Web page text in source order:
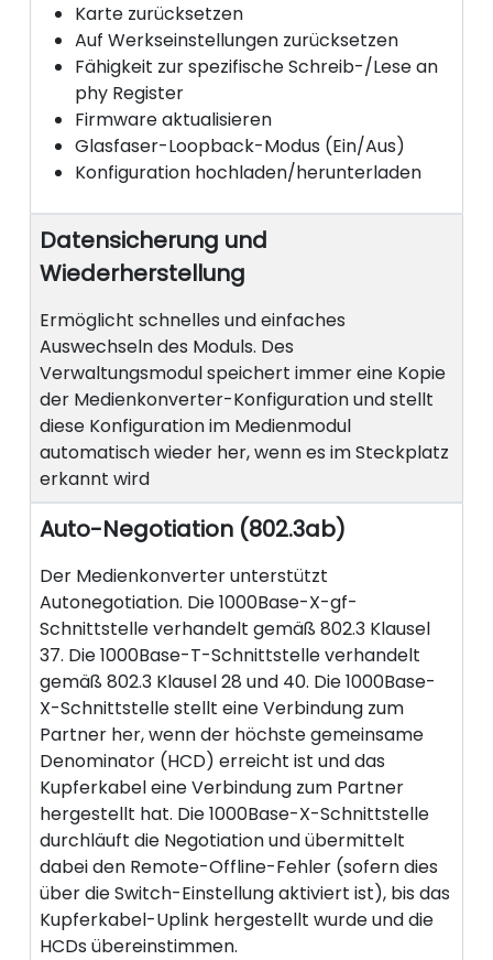
Karte zurücksetzen
Auf Werkseinstellungen zurücksetzen
Fähigkeit zur spezifische Schreib-/Lese an
phy Register
Firmware aktualisieren
Glasfaser-Loopback-Modus (Ein/Aus)
Konfiguration hochladen/herunterladen
Datensicherung und
Wiederherstellung
Ermöglicht schnelles und einfaches
Auswechseln des Moduls. Des
Verwaltungsmodul speichert immer eine Kopie
der Medienkonverter-Konfiguration und stellt
diese Konfiguration im Medienmodul
automatisch wieder her, wenn es im Steckplatz
erkannt wird
Auto-Negotiation (802.3ab)
Der Medienkonverter unterstützt
Autonegotiation. Die 1000Base-X-gf-
Schnittstelle verhandelt gemäß 802.3 Klausel
37. Die 1000Base-T-Schnittstelle verhandelt
gemäß 802.3 Klausel 28 und 40. Die 1000Base-
X-Schnittstelle stellt eine Verbindung zum
Partner her, wenn der höchste gemeinsame
Denominator (HCD) erreicht ist und das
Kupferkabel eine Verbindung zum Partner
hergestellt hat. Die 1000Base-X-Schnittstelle
durchläuft die Negotiation und übermittelt
dabei den Remote-Offline-Fehler (sofern dies
über die Switch-Einstellung aktiviert ist), bis das
Kupferkabel-Uplink hergestellt wurde und die
HCDs übereinstimmen.